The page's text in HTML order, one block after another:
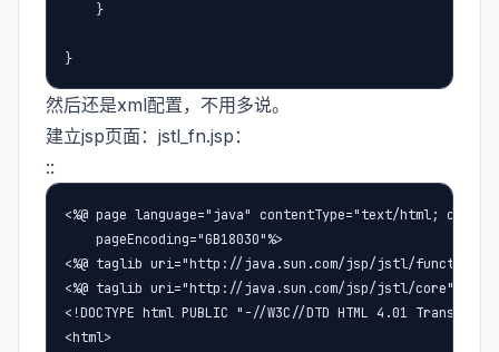
    }
}
然后还是xml配置，不用多说。
建立jsp页面：jstl_fn.jsp：
::
<%@ page language="java" contentType="text/html;
    pageEncoding="GB18030"%>
<%@ taglib uri="http://java.sun.com/jsp/jstl/
<%@ taglib uri="http://java.sun.com/jsp/jstl/core"
<!DOCTYPE html PUBLIC "-//W3C//DTD HTML 4.01
<html>